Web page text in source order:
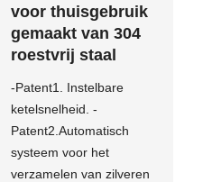
voor thuisgebruik
gemaakt van 304
roestvrij staal
-Patent1. Instelbare
ketelsnelheid. -
Patent2.Automatisch
systeem voor het
verzamelen van zilveren